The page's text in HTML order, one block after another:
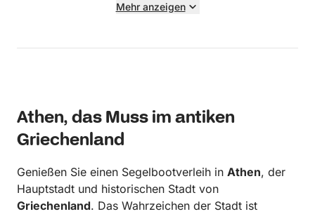
einwandfreien Zustand, alles funktioniert bestens
gut segeln und manövrieren. Skipper Vasilis war
Revierkenntnisse und seinen Vorschlägen konnten
wir jeden Tag in vollen Zügen geniessen. Vielen
Dank für alles, wir kommen sehr gerne wieder.
Mehr anzeigen
Athen, das Muss im antiken
Griechenland
Genießen Sie einen Segelbootverleih in Athen, der
Hauptstadt und historischen Stadt von
Griechenland. Das Wahrzeichen der Stadt ist